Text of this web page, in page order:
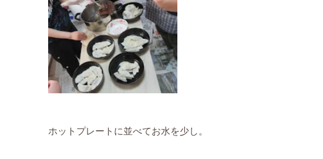
ホットプレートに並べてお水を少し。